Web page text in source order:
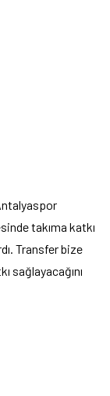
takıma katkı
Transfer bize
sağlayacağını